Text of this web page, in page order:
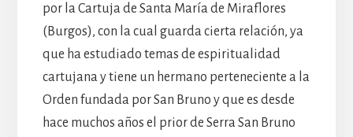
por la Cartuja de Santa María de Miraflores
(Burgos), con la cual guarda cierta relación, ya
que ha estudiado temas de espiritualidad
cartujana y tiene un hermano perteneciente a la
Orden fundada por San Bruno y que es desde
hace muchos años el prior de Serra San Bruno